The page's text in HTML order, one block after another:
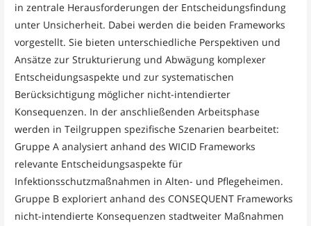
in zentrale Herausforderungen der Entscheidungsfindung
unter Unsicherheit. Dabei werden die beiden Frameworks
vorgestellt. Sie bieten unterschiedliche Perspektiven und
Ansätze zur Strukturierung und Abwägung komplexer
Entscheidungsaspekte und zur systematischen
Berücksichtigung möglicher nicht-intendierter
Konsequenzen. In der anschließenden Arbeitsphase
werden in Teilgruppen spezifische Szenarien bearbeitet:
Gruppe A analysiert anhand des WICID Frameworks
relevante Entscheidungsaspekte für
Infektionsschutzmaßnahmen in Alten- und Pflegeheimen.
Gruppe B exploriert anhand des CONSEQUENT Frameworks
nicht-intendierte Konsequenzen stadtweiter Maßnahmen